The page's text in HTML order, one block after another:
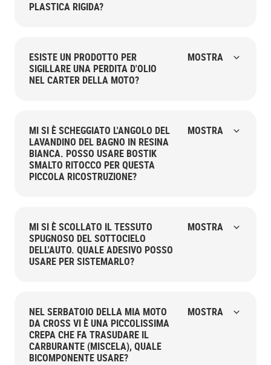
PLASTICA RIGIDA?
ESISTE UN PRODOTTO PER
SIGILLARE UNA PERDITA D'OLIO
NEL CARTER DELLA MOTO?
MOSTRA
MI SI È SCHEGGIATO L'ANGOLO DEL
LAVANDINO DEL BAGNO IN RESINA
BIANCA. POSSO USARE BOSTIK
SMALTO RITOCCO PER QUESTA
PICCOLA RICOSTRUZIONE?
MOSTRA
MI SI È SCOLLATO IL TESSUTO
SPUGNOSO DEL SOTTOCIELO
DELL'AUTO. QUALE ADESIVO POSSO
USARE PER SISTEMARLO?
MOSTRA
NEL SERBATOIO DELLA MIA MOTO
DA CROSS VI È UNA PICCOLISSIMA
CREPA CHE FA TRASUDARE IL
CARBURANTE (MISCELA), QUALE
BICOMPONENTE USARE?
MOSTRA